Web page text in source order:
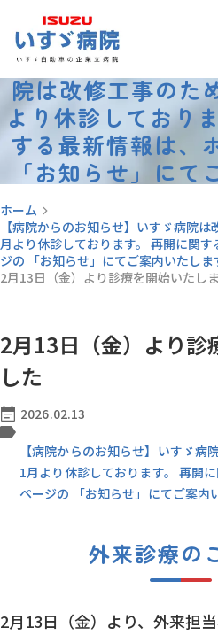
【病院からのお知
院は改修工事のた
より休診しており
する最新情報は、
「お知らせ」にて
ホーム
【病院からのお知らせ】いすゞ病院
月より休診しております。 再開に関
ジの 「お知らせ」にてご案内いたしま
2月13日（金）より診療を開始いたし
2月13日（金）より診
した
2026.02.13
【病院からのお知らせ】いすゞ
1月より休診しております。 再開
ページの 「お知らせ」にてご案内
外来診療の
2月13日（金）より、外来担